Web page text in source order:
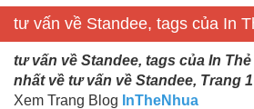
tư vấn về Standee, tags của In
tư vấn về Standee, tags của In
nhất về tư vấn về Standee, Trang 1
Xem Trang Blog InTheNhua